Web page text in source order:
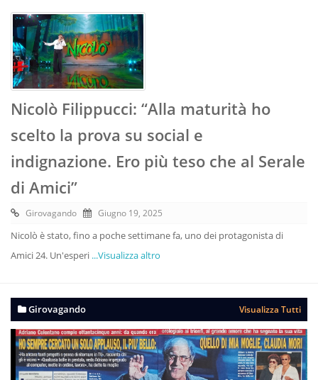
Nicolò Filippucci: “Alla maturità ho
scelto la prova su social e
indignazione. Ero più teso che al Serale
di Amici”
Girovagando Giugno 19, 2025
Nicolò è stato, fino a poche settimane fa, uno dei protagonista di
Amici 24. Un'esperi ...Visualizza altro
Girovagando Visualizza Tutti